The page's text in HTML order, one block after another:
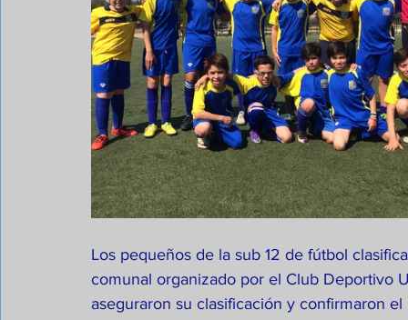
Los pequeños de la sub 12 de fútbol
comunal organizado por el Club Deportivo
aseguraron su clasificación y confirmaron